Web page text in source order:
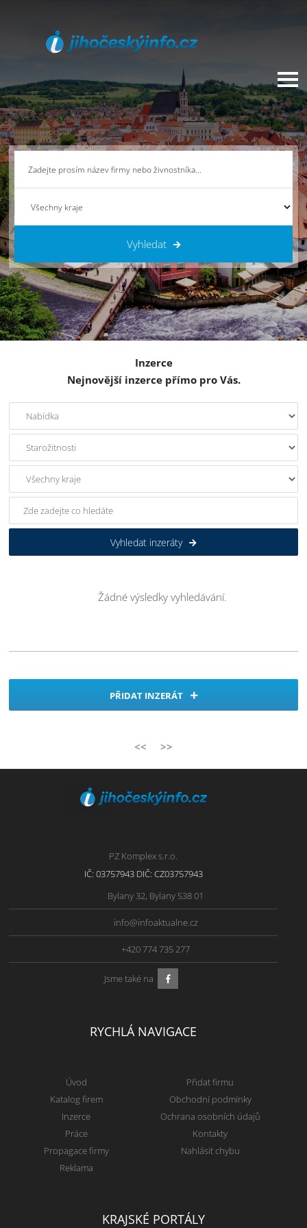
Vyhledat
Inzerce
Nejnovější inzerce přímo pro Vás.
Vyhledat inzeráty
Žádné výsledky vyhledávání.
PŘIDAT INZERÁT
<< >>
PZ Komplex s.r.o.
IČ: 03757943 DIČ: CZ03757943
Bylany 32, Bylany 538 01
info@infoaktualne.cz
+420 774 735 277
Jsme také na
RYCHLÁ NAVIGACE
Úvod
Katalog firem
Inzerce
Práce
Propagace firmy
Reklama
Přidat firmu
Obchodní podmínky
Ochrana osobních údajů
Kontakty
Nahlásit chybu
KRAJSKÉ PORTÁLY